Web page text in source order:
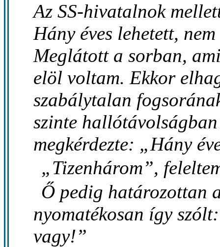
Az SS-hivatalnok
Hány éves lehetett,
Meglátott a sorban,
elöl voltam. Ekkor
szabálytalan
szinte
megkérdezte: „Hány
„Tizenhárom”,
Ő pedig határozottan
nyomatékosan így
vagy!”